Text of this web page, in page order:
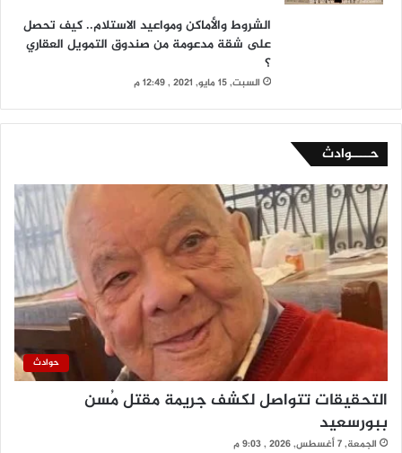
الشروط والأماكن ومواعيد الاستلام.. كيف تحصل
على شقة مدعومة من صندوق التمويل العقاري
؟
السبت, 15 مايو, 2021 , 12:49 م
حــــوادث
حوادث
التحقيقات تتواصل لكشف جريمة مقتل مُسن
ببورسعيد
الجمعة, 7 أغسطس, 2026 , 9:03 م